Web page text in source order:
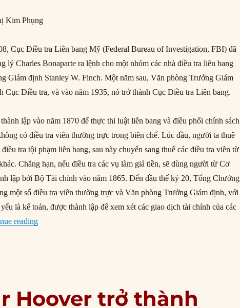
Kim Phụng
Cục Điều tra Liên bang Mỹ (Federal Bureau of Investigation, FBI) đã
lý Charles Bonaparte ra lệnh cho một nhóm các nhà điều tra liên bang
Giám định Stanley W. Finch. Một năm sau, Văn phòng Trưởng Giám
Cục Điều tra, và vào năm 1935, nó trở thành Cục Điều tra Liên bang.
lập vào năm 1870 để thực thi luật liên bang và điều phối chính sách
có điều tra viên thường trực trong biên chế. Lúc đầu, người ta thuê
tra tội phạm liên bang, sau này chuyển sang thuê các điều tra viên từ
Chẳng hạn, nếu điều tra các vụ làm giả tiền, sẽ dùng người từ Cơ
lập bởi Bộ Tài chính vào năm 1865. Đến đầu thế kỷ 20, Tổng Chưởng
một số điều tra viên thường trực và Văn phòng Trưởng Giám định, với
là kế toán, được thành lập để xem xét các giao dịch tài chính của các
reading“26/07/1908: FBI được thành lập”
Hoover trở thành